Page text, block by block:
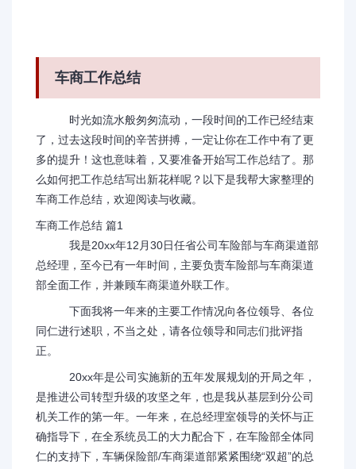
车商工作总结
时光如流水般匆匆流动，一段时间的工作已经结束
了，过去这段时间的辛苦拼搏，一定让你在工作中有了更
多的提升！这也意味着，又要准备开始写工作总结了。那
么如何把工作总结写出新花样呢？以下是我帮大家整理的
车商工作总结，欢迎阅读与收藏。
车商工作总结 篇1
我是20xx年12月30日任省公司车险部与车商渠道部
总经理，至今已有一年时间，主要负责车险部与车商渠道
部全面工作，并兼顾车商渠道外联工作。
下面我将一年来的主要工作情况向各位领导、各位
同仁进行述职，不当之处，请各位领导和同志们批评指
正。
20xx年是公司实施新的五年发展规划的开局之年，
是推进公司转型升级的攻坚之年，也是我从基层到分公司
机关工作的第一年。一年来，在总经理室领导的关怀与正
确指导下，在全系统员工的大力配合下，在车险部全体同
仁的支持下，车辆保险部/车商渠道部紧紧围绕“双超”的总